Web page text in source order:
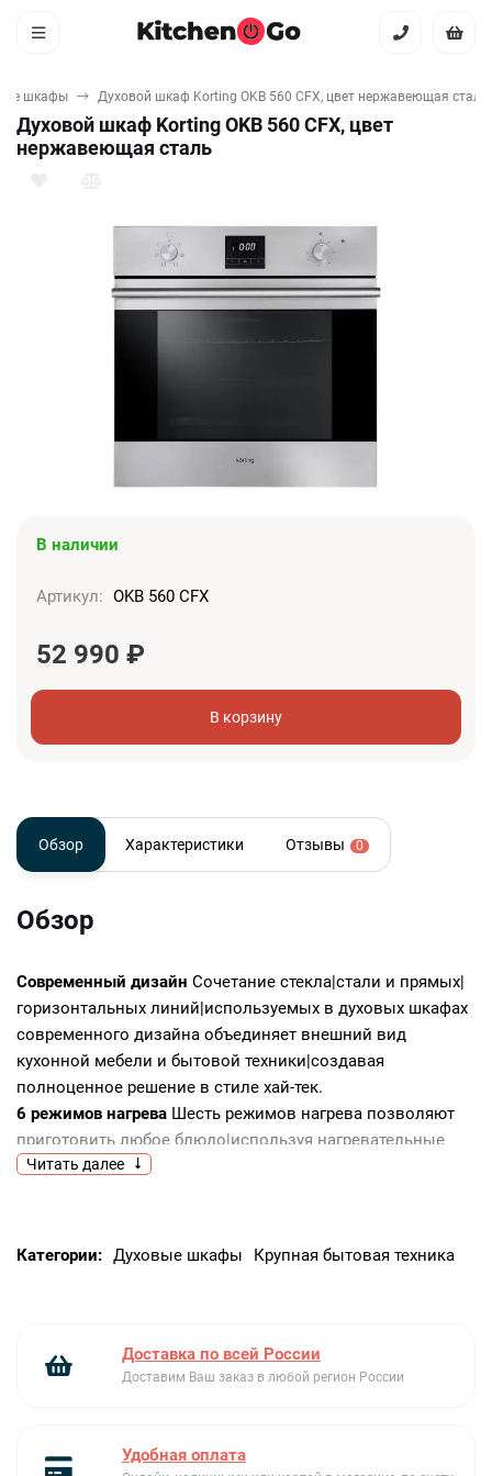
шкафы Духовой шкаф Korting OKB 560 CFX, цвет нержавеющая сталь
Духовой шкаф Korting OKB 560 CFX, цвет
нержавеющая сталь
В наличии
Артикул: OKB 560 CFX
52 990 ₽
В корзину
Обзор Характеристики Отзывы 0
Обзор
Современный дизайн Сочетание стекла|стали и прямых|
горизонтальных линий|используемых в духовых шкафах
современного дизайна объединяет внешний вид
кухонной мебели и бытовой техники|создавая
полноценное решение в стиле хай-тек.
6 режимов нагрева Шесть режимов нагрева позволяют
приготовить любое блюдо|используя нагревательные
элементы|расположенные в разных частях камеры.
после которого духовой шкаф остановит свою работу|а
Электронный таймер позволяет устанавливать
акустический сигнал|который подается по истечению
Дисплей «Cold White» Дисплей «Cold White» белого цвета
Читать далее
Категории: Духовые шкафы Крупная бытовая техника
Доставка по всей России
Доставим Ваш заказ в любой регион России
Удобная оплата